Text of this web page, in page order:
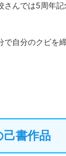
さんでは5周年
自分のクビを
書作品